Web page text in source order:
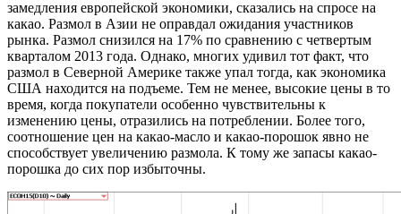
замедления европейской экономики, сказались на спросе на
какао. Размол в Азии не оправдал ожидания участников
рынка. Размол снизился на 17% по сравнению с четвертым
кварталом 2013 года. Однако, многих удивил тот факт, что
размол в Северной Америке также упал тогда, как экономика
США находится на подъеме. Тем не менее, высокие цены в то
время, когда покупатели особенно чувствительны к
изменению цены, отразились на потреблении. Более того,
соотношение цен на какао-масло и какао-порошок явно не
способствует увеличению размола. К тому же запасы какао-
порошка до сих пор избыточны.